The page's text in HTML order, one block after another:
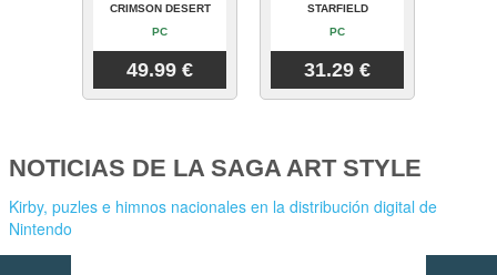
CRIMSON DESERT
PC
49.99 €
STARFIELD
PC
31.29 €
NOTICIAS DE LA SAGA ART STYLE
Kirby, puzles e himnos nacionales en la distribución digital de
Nintendo